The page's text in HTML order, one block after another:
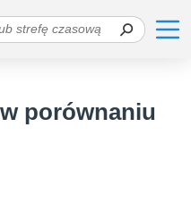
porównaniu